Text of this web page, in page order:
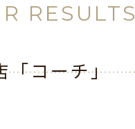
RESULTS
コーチ」